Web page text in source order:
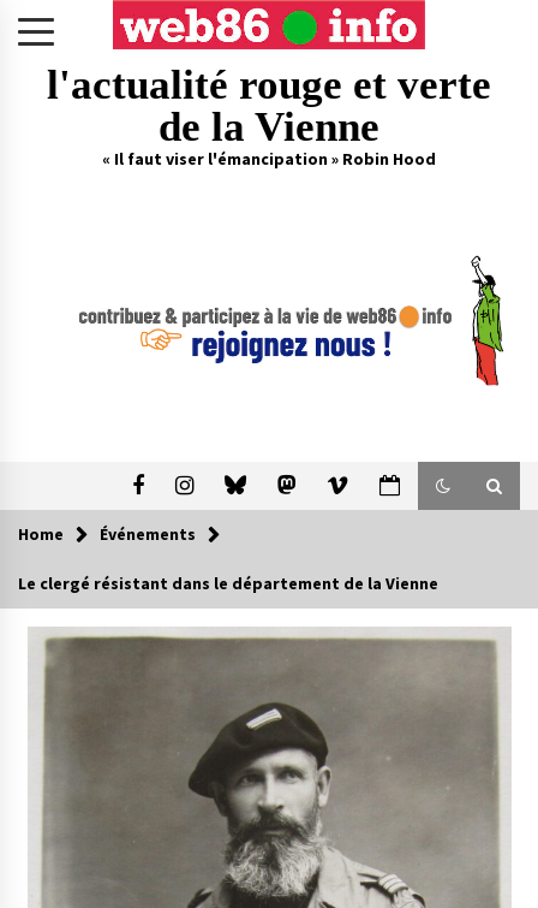
l'actualité rouge et verte
de la Vienne
« Il faut viser l'émancipation » Robin Hood
Home Événements
Le clergé résistant dans le département de la Vienne